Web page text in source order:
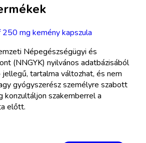
mg kemény kapszula
Népegészségügyi és
(NNGYK) nyilvános adatbázisából
tartalma változhat, és nem
gyógyszerész személyre szabott
konzultáljon szakemberrel a
előtt.